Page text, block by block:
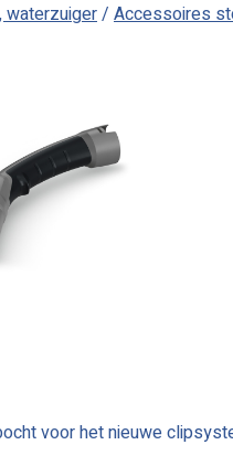
waterzuiger/ Accessoires
voor het nieuwe